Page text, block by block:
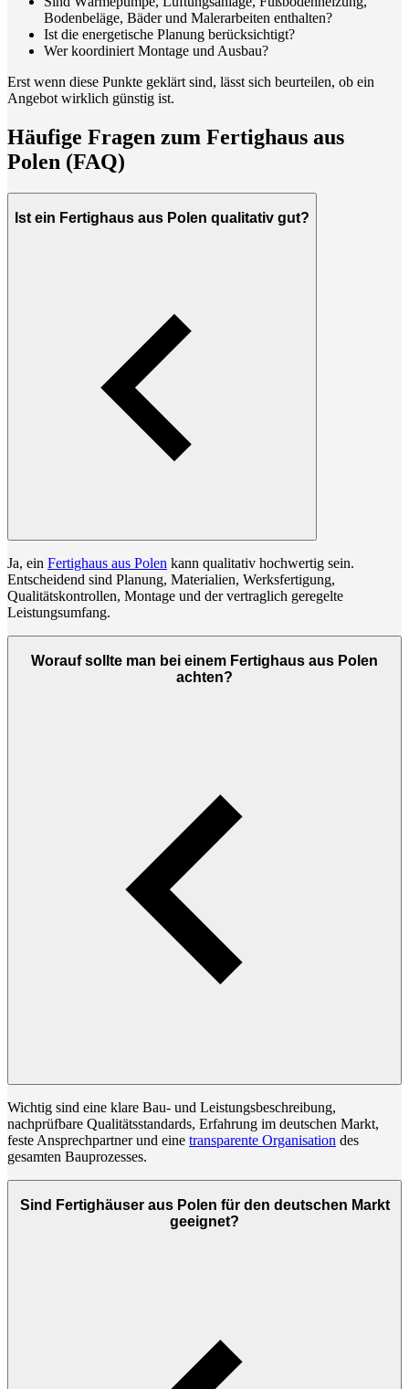
Bodenbeläge, Bäder und Malerarbeiten enthalten?
Ist die energetische Planung berücksichtigt?
Wer koordiniert Montage und Ausbau?
Erst wenn diese Punkte geklärt sind, lässt sich beurteilen, ob ein
Angebot wirklich günstig ist.
Häufige Fragen zum Fertighaus aus
Polen (FAQ)
Ist ein Fertighaus aus Polen qualitativ gut?
Ja, ein Fertighaus aus Polen kann qualitativ hochwertig sein.
Entscheidend sind Planung, Materialien, Werksfertigung,
Qualitätskontrollen, Montage und der vertraglich geregelte
Leistungsumfang.
Worauf sollte man bei einem Fertighaus aus Polen
achten?
Wichtig sind eine klare Bau- und Leistungsbeschreibung,
nachprüfbare Qualitätsstandards, Erfahrung im deutschen Markt,
feste Ansprechpartner und eine transparente Organisation des
gesamten Bauprozesses.
Sind Fertighäuser aus Polen für den deutschen Markt
geeignet?